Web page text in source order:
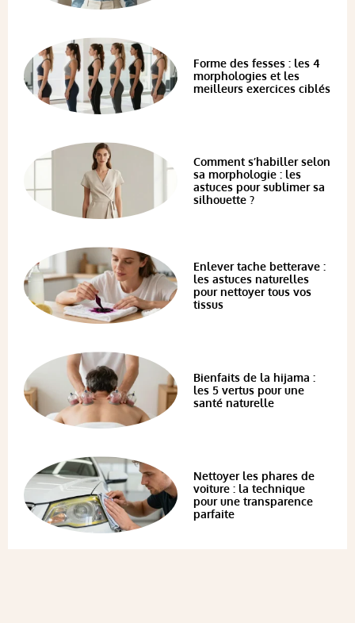
Forme des fesses : les 4
morphologies et les
meilleurs exercices ciblés
Comment s’habiller selon
sa morphologie : les
astuces pour sublimer sa
silhouette ?
Enlever tache betterave :
les astuces naturelles
pour nettoyer tous vos
tissus
Bienfaits de la hijama :
les 5 vertus pour une
santé naturelle
Nettoyer les phares de
voiture : la technique
pour une transparence
parfaite